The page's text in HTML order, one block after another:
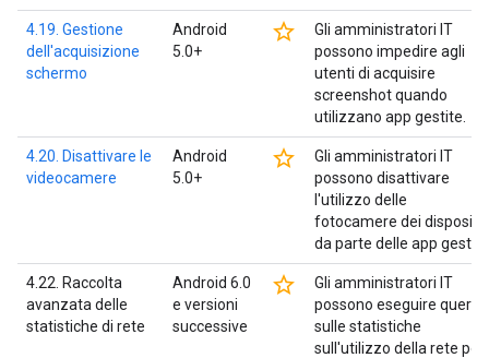
4.19. Gestione
dell'acquisizione
schermo
Android
5.0+
star_border
Gli amministratori IT
possono impedire agli
utenti di acquisire
screenshot quando
utilizzano app gestite.
4.20. Disattivare le
videocamere
Android
5.0+
star_border
Gli amministratori IT
possono disattivare
l'utilizzo delle
fotocamere dei
da parte delle app
4.22. Raccolta
avanzata delle
statistiche di rete
Android 6.0
e versioni
successive
star_border
Gli amministratori IT
possono eseguire query
sulle statistiche
sull'utilizzo della rete per